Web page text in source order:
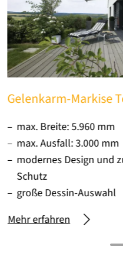
Gelenkarm-Markise
max. Breite: 5.960 mm
max. Ausfall: 3.000 mm
modernes Design und
Schutz
große Dessin-Auswahl
Mehr erfahren